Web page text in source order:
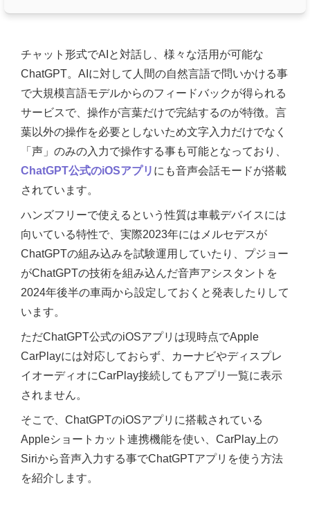
チャット形式でAIと対話し、様々な活用が可能な
ChatGPT。AIに対して人間の自然言語で問いかける事
で大規模言語モデルからのフィードバックが得られる
サービスで、操作が言葉だけで完結するのが特徴。言
葉以外の操作を必要としないため文字入力だけでなく
「声」のみの入力で操作する事も可能となっており、
ChatGPT公式のiOSアプリ にも音声会話モードが搭載
されています。
ハンズフリーで使えるという性質は車載デバイスには
向いている特性で、実際2023年にはメルセデスが
ChatGPTの組み込みを試験運用していたり、プジョー
がChatGPTの技術を組み込んだ音声アシスタントを
2024年後半の車両から設定しておくと発表したりして
います。
ただChatGPT公式のiOSアプリは現時点でApple
CarPlayには対応しておらず、カーナビやディスプレ
イオーディオにCarPlay接続してもアプリ一覧に表示
されません。
そこで、ChatGPTのiOSアプリに搭載されている
Appleショートカット連携機能を使い、CarPlay上の
Siriから音声入力する事でChatGPTアプリを使う方法
を紹介します。